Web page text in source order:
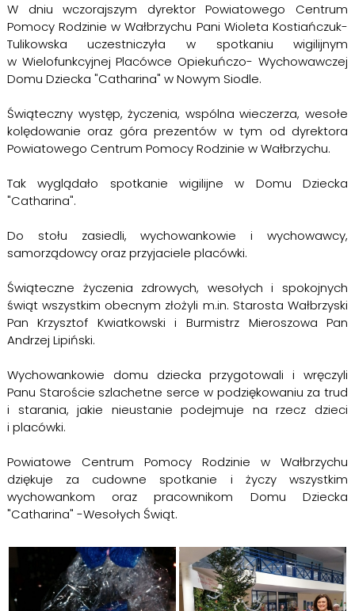
W dniu wczorajszym dyrektor Powiatowego Centrum
Pomocy Rodzinie w Wałbrzychu Pani Wioleta Kostiańczuk-
Tulikowska uczestniczyła w spotkaniu wigilijnym
w Wielofunkcyjnej Placówce Opiekuńczo- Wychowawczej
Domu Dziecka "Catharina" w Nowym Siodle.
Świąteczny występ, życzenia, wspólna wieczerza, wesołe
kolędowanie oraz góra prezentów w tym od dyrektora
Powiatowego Centrum Pomocy Rodzinie w Wałbrzychu.
Tak wyglądało spotkanie wigilijne w Domu Dziecka
"Catharina".
Do stołu zasiedli, wychowankowie i wychowawcy,
samorządowcy oraz przyjaciele placówki.
Świąteczne życzenia zdrowych, wesołych i spokojnych
świąt wszystkim obecnym złożyli m.in. Starosta Wałbrzyski
Pan Krzysztof Kwiatkowski i Burmistrz Mieroszowa Pan
Andrzej Lipiński.
Wychowankowie domu dziecka przygotowali i wręczyli
Panu Staroście szlachetne serce w podziękowaniu za trud
i starania, jakie nieustanie podejmuje na rzecz dzieci
i placówki.
Powiatowe Centrum Pomocy Rodzinie w Wałbrzychu
dziękuje za cudowne spotkanie i życzy wszystkim
wychowankom oraz pracownikom Domu Dziecka
"Catharina" -Wesołych Świąt.